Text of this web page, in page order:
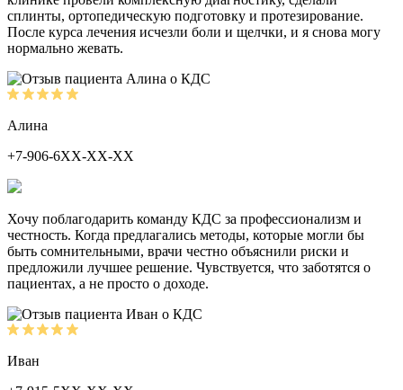
сплинты, ортопедическую подготовку и протезирование.
После курса лечения исчезли боли и щелчки, и я снова могу
нормально жевать.
Алина
+7-906-6ХХ-ХХ-ХХ
Хочу поблагодарить команду КДС за профессионализм и
честность. Когда предлагались методы, которые могли бы
быть сомнительными, врачи честно объяснили риски и
предложили лучшее решение. Чувствуется, что заботятся о
пациентах, а не просто о доходе.
Иван